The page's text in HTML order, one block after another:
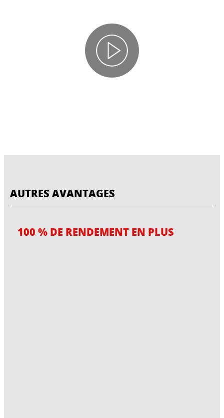
AUTRES AVANTAGES
100 % DE RENDEMENT EN PLUS